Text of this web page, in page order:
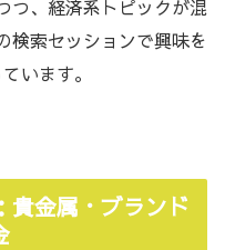
つ、経済系トピックが混
検索セッションで興味を
います。
貴金属・ブランド